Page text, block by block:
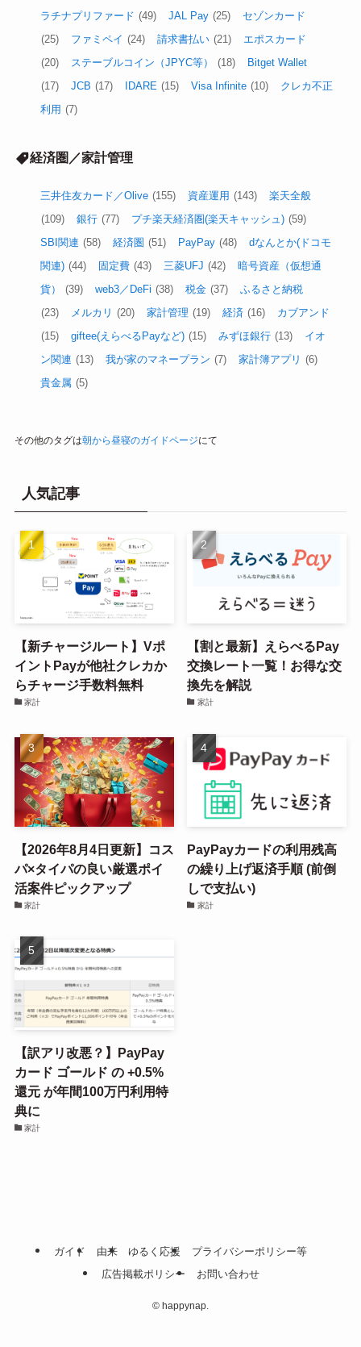
ラチナプリファード (49) JAL Pay (25)
セゾンカード
(25)
ファミペイ (24) 請求書払い (21)
エポスカード
(20)
ステーブルコイン（JPYC等） (18)
Bitget Wallet
(17)
JCB (17) IDARE (15) Visa Infinite (10)
クレカ不正
利用 (7)
経済圏／家計管理
三井住友カード／Olive (155) 資産運用 (143)
楽天全般
(109)
銀行 (77) プチ楽天経済圏(楽天キャッシュ) (59)
SBI関連 (58) 経済圏 (51) PayPay (48)
dなんとか(ドコモ
関連) (44) 固定費 (43) 三菱UFJ (42)
暗号資産（仮想通
貨）
(39) web3／DeFi (38) 税金 (37)
ふるさと納税
(23)
メルカリ (20) 家計管理 (19) 経済 (16)
カブアンド
(15)
giftee(えらべるPayなど) (15) みずほ銀行 (13)
イオ
ン関連 (13) 我が家のマネープラン (7) 家計簿アプリ (6)
貴金属 (5)
その他のタグは朝から昼寝のガイドページにて
人気記事
【新チャージルート】Vポ
イントPayが他社クレカか
らチャージ手数料無料
家計
【割と最新】えらべるPay
交換レート一覧！お得な交
換先を解説
家計
【2026年8月4日更新】コス
パ×タイパの良い厳選ポイ
活案件ピックアップ
家計
PayPayカードの利用残高
の繰り上げ返済手順 (前倒
しで支払い)
家計
【訳アリ改悪？】PayPay
カード ゴールド の +0.5%
還元 が年間100万円利用特
典に
家計
ガイド 由来 ゆるく応援
プライバシーポリシー等
広告掲載ポリシー
お問い合わせ
© happynap.